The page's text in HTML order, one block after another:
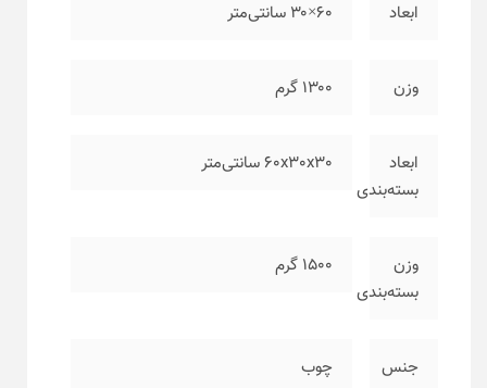
ابعاد ۶۰×۳۰ سانتی‌متر
وزن ۱۳۰۰ گرم
ابعاد
بسته‌بندی
۶۰x30x30 سانتی‌متر
وزن
بسته‌بندی
۱۵۰۰ گرم
جنس
چوب